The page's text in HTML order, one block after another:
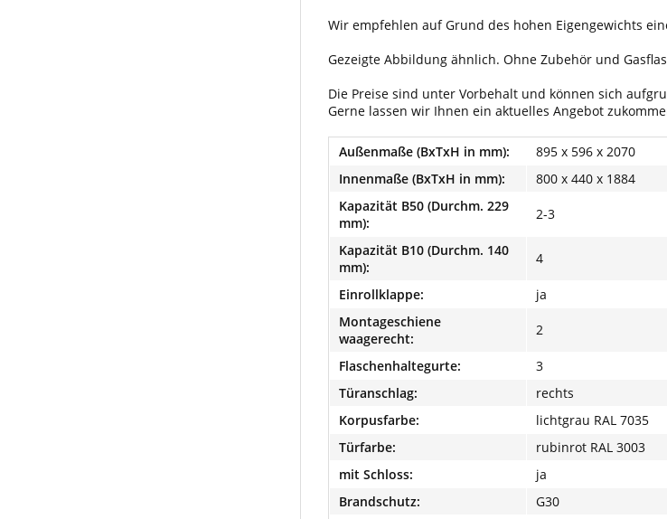
Wir empfehlen auf Grund des hohen Eigengewichts
Gezeigte Abbildung ähnlich. Ohne Zubehör und
Die Preise sind unter Vorbehalt und können sich
Gerne lassen wir Ihnen ein aktuelles Angebot
Außenmaße (BxTxH in mm):
895 x 596 x 2070
Innenmaße (BxTxH in mm):
800 x 440 x 1884
Kapazität B50 (Durchm. 229
mm):
2-3
Kapazität B10 (Durchm. 140
mm):
4
Einrollklappe:
ja
Montageschiene
waagerecht:
2
Flaschenhaltegurte:
3
Türanschlag:
rechts
Korpusfarbe:
lichtgrau RAL 7035
Türfarbe:
rubinrot RAL 3003
mit Schloss:
ja
Brandschutz:
G30